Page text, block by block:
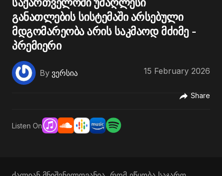
განათლების სისტემაში არსებული
მდგომარეობა არის საკმაოდ მძიმე -
პრემიერი
By ვერსია 15 February 2026
Share
Listen On